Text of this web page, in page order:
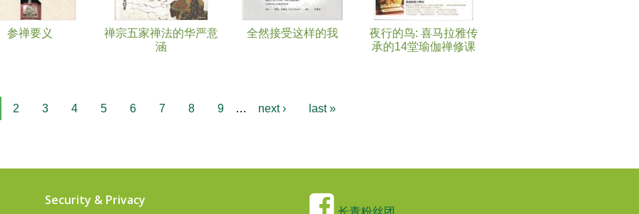
参禅要义
禅宗五家禅法的华严意
涵
全然接受这样的我
夜行的鸟: 喜马拉雅传
承的14堂瑜伽禅修课
2 3 4 5 6 7 8 9 … next › last »
Security & Privacy